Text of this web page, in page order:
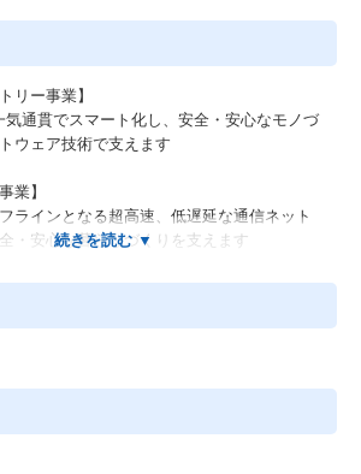
リー事業】
気通貫でスマート化し、安全・安心なモノづ
ウェア技術で支えます
業】
ラインとなる超高速、低遅延な通信ネット
・安心な暮らしづくりを支えます
業】
った認証技術とシステム構築の知見を活か
ション「SECUREMATRIX」
ション「SOPHOS」